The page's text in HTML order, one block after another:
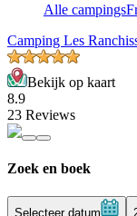
Alle campings
Camping Les
Bekijk op kaart
8.9
23 Reviews
Zoek en boek
Selecteer datum